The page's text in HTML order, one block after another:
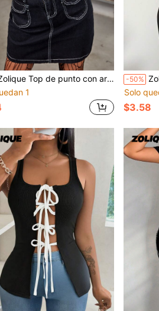
Top de punto con aro O delantero de espalda abierta con nudo halter
1
-50%
Solo
$3.58